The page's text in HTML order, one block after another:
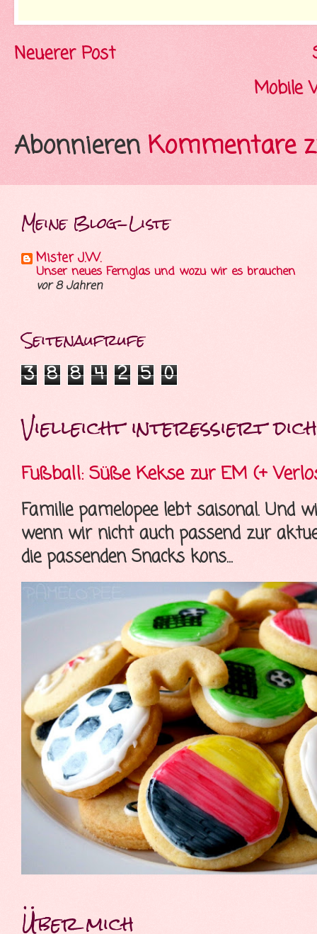
Neuerer Post
Mobile
Abonnieren Kommentare
Meine Blog-Liste
Mister J.W.
Unser neues Fernglas und wozu wir es brauchen
vor 8 Jahren
Seitenaufrufe
3 8 8 4 2 5 0
Vielleicht interessiert dich
Fußball: Süße Kekse zur EM (+
Familie pamelopee lebt saisonal. Und
wenn wir nicht auch passend zur
die passenden Snacks kons...
Über mich